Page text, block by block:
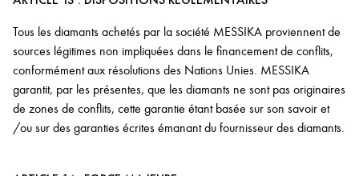
Tous les diamants achetés par la société MESSIKA proviennent de
sources légitimes non impliquées dans le financement de conflits,
conformément aux résolutions des Nations Unies. MESSIKA
garantit, par les présentes, que les diamants ne sont pas originaires
de zones de conflits, cette garantie étant basée sur son savoir et
/ou sur des garanties écrites émanant du fournisseur des diamants.